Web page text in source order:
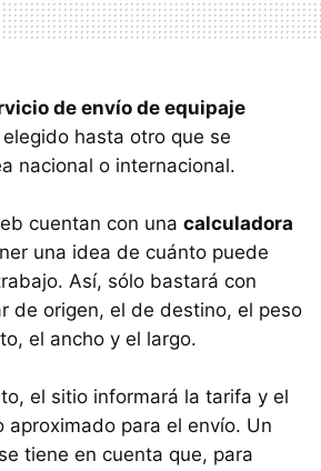
de envío de equipaje
hasta otro que se
nacional o internacional.
cuentan con una calculadora
una idea de cuánto puede
Así, sólo bastará con
de origen, el de destino, el peso
el ancho y el largo.
el sitio informará la tarifa y el
para el envío. Un
tiene en cuenta que, para